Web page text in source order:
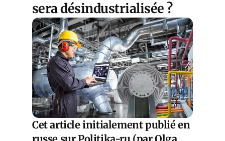
sera désindustrialisée ?
Cet article initialement publié en